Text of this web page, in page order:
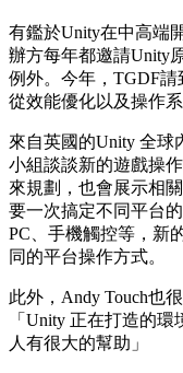
有鑑於Unity在中高端
辦方每年都邀請Unity
例外。今年，TGDF請
從效能優化以及操作
來自英國的Unity 全球
小組談談新的遊戲操
來規劃，也會展示相
要一次搞定不同平台
PC、手機觸控等，新
同的平台操作方式。
此外，Andy Touch也
「Unity 正在打造的
人有很大的幫助」